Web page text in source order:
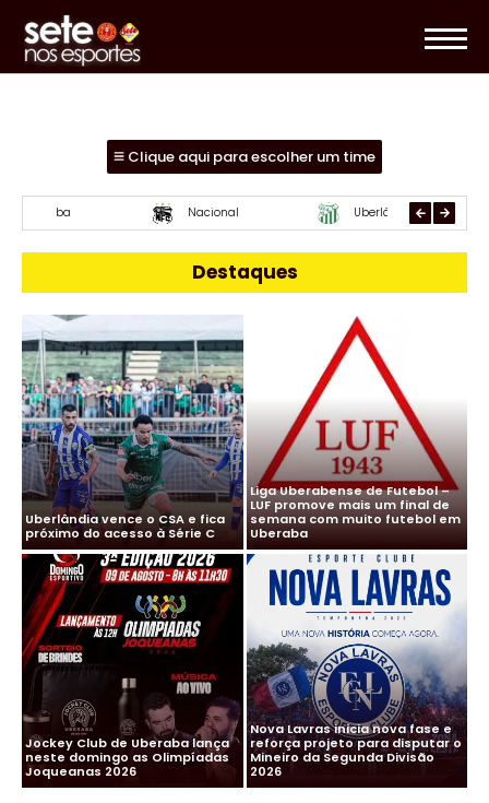
Clique aqui para escolher um time
Mamoré
Destaques
Uberlândia vence o CSA e fica
próximo do acesso à Série C
Liga Uberabense de Futebol –
LUF promove mais um final de
semana com muito futebol em
Uberaba
Jockey Club de Uberaba lança
neste domingo as Olimpíadas
Joqueanas 2026
Nova Lavras inicia nova fase e
reforça projeto para disputar o
Mineiro da Segunda Divisão
2026